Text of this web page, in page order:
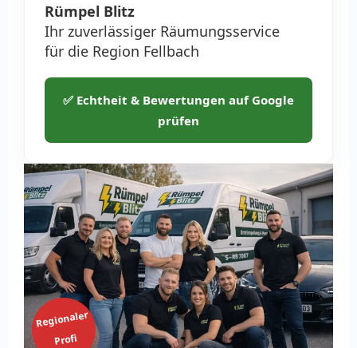
Rümpel Blitz
Ihr zuverlässiger Räumungsservice
für die Region Fellbach
✅ Echtheit & Bewertungen auf Google
prüfen
Regionaler
Profi